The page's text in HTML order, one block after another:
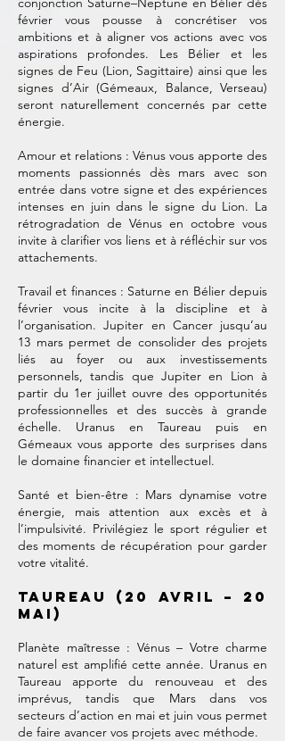
février vous pousse à concrétiser vos
ambitions et à aligner vos actions avec vos
aspirations profondes. Les Bélier et les
signes de Feu (Lion, Sagittaire) ainsi que les
signes d’Air (Gémeaux, Balance, Verseau)
seront naturellement concernés par cette
énergie.
Amour et relations : Vénus vous apporte des
moments passionnés dès mars avec son
entrée dans votre signe et des expériences
intenses en juin dans le signe du Lion. La
rétrogradation de Vénus en octobre vous
invite à clarifier vos liens et à réfléchir sur vos
attachements.
Travail et finances : Saturne en Bélier depuis
février vous incite à la discipline et à
l’organisation. Jupiter en Cancer jusqu’au
13 mars permet de consolider des projets
liés au foyer ou aux investissements
personnels, tandis que Jupiter en Lion à
partir du 1er juillet ouvre des opportunités
professionnelles et des succès à grande
échelle. Uranus en Taureau puis en
Gémeaux vous apporte des surprises dans
le domaine financier et intellectuel.
Santé et bien-être : Mars dynamise votre
énergie, mais attention aux excès et à
l’impulsivité. Privilégiez le sport régulier et
des moments de récupération pour garder
votre vitalité.
Taureau (20 avril – 20
mai)
Planète maîtresse : Vénus – Votre charme
naturel est amplifié cette année. Uranus en
Taureau apporte du renouveau et des
imprévus, tandis que Mars dans vos
secteurs d’action en mai et juin vous permet
de faire avancer vos projets avec méthode.